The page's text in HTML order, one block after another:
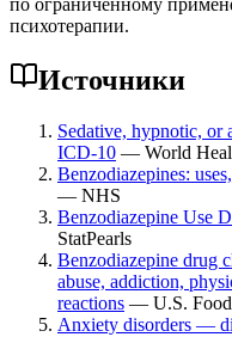
по ограниченному
психотерапии.
Источники
Sedative, hypnotic,
ICD-10 — World
Benzodiazepines:
— NHS
Benzodiazepine Use
StatPearls
Benzodiazepine drug
abuse, addiction,
reactions — U.S. Food
Anxiety disorders —